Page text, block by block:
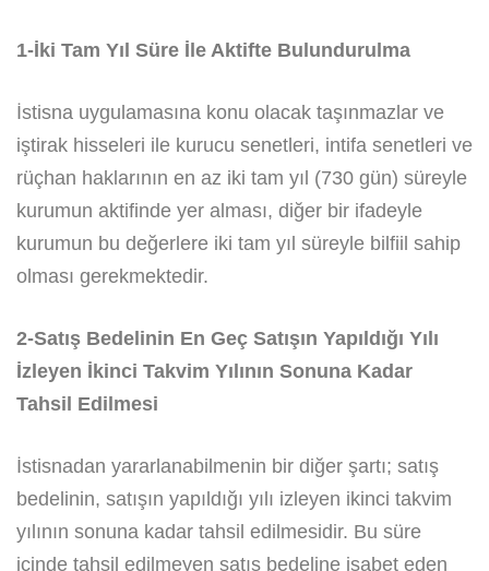
1-İki Tam Yıl Süre İle Aktifte Bulundurulma
İstisna uygulamasına konu olacak taşınmazlar ve
iştirak hisseleri ile kurucu senetleri, intifa senetleri ve
rüçhan haklarının en az iki tam yıl (730 gün) süreyle
kurumun aktifinde yer alması, diğer bir ifadeyle
kurumun bu değerlere iki tam yıl süreyle bilfiil sahip
olması gerekmektedir.
2-Satış Bedelinin En Geç Satışın Yapıldığı Yılı
İzleyen İkinci Takvim Yılının Sonuna Kadar
Tahsil Edilmesi
İstisnadan yararlanabilmenin bir diğer şartı; satış
bedelinin, satışın yapıldığı yılı izleyen ikinci takvim
yılının sonuna kadar tahsil edilmesidir. Bu süre
içinde tahsil edilmeyen satış bedeline isabet eden